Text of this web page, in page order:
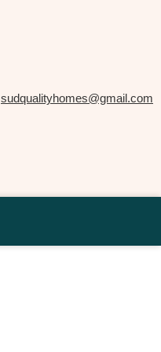
sudqualityhomes@gmail.com